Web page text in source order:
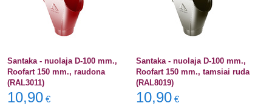
Santaka - nuolaja D-100 mm.,
Roofart 150 mm., raudona
(RAL3011)
10,90 €
Santaka - nuolaja D-100 mm.,
Roofart 150 mm., tamsiai ruda
(RAL8019)
10,90 €